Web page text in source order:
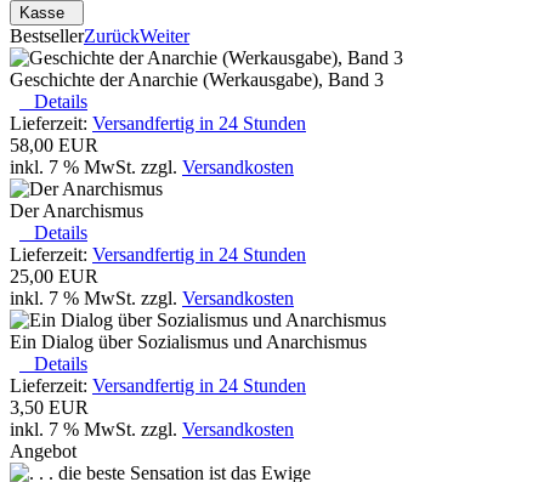
Kasse
BestsellerZurückWeiter
Geschichte der Anarchie (Werkausgabe), Band 3
Details
Lieferzeit: Versandfertig in 24 Stunden
58,00 EUR
inkl. 7 % MwSt. zzgl. Versandkosten
Der Anarchismus
Details
Lieferzeit: Versandfertig in 24 Stunden
25,00 EUR
inkl. 7 % MwSt. zzgl. Versandkosten
Ein Dialog über Sozialismus und Anarchismus
Details
Lieferzeit: Versandfertig in 24 Stunden
3,50 EUR
inkl. 7 % MwSt. zzgl. Versandkosten
Angebot